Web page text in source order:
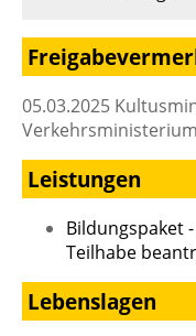
05.03.2025
Leistungen
Bildungspaket
Teilhabe
Lebenslagen